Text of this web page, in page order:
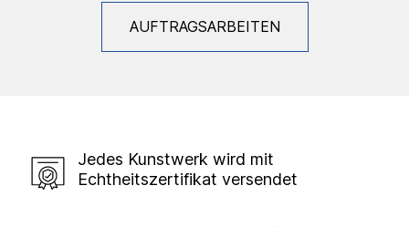
AUFTRAGSARBEITEN
Jedes Kunstwerk wird mit
Echtheitszertifikat versendet